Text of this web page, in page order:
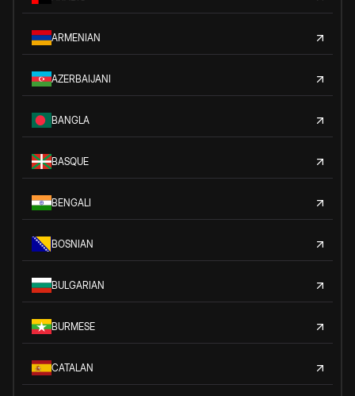
ARMENIAN
AZERBAIJANI
BANGLA
BASQUE
BENGALI
BOSNIAN
BULGARIAN
BURMESE
CATALAN